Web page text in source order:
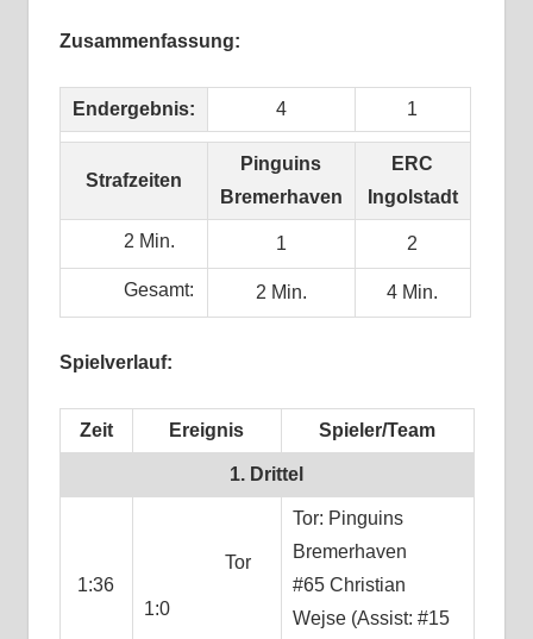
Zusammenfassung:
Endergebnis: 4 1
Strafzeiten
Pinguins
Bremerhaven
ERC
Ingolstadt
2 Min. 1 2
Gesamt: 2 Min. 4 Min.
Spielverlauf:
Zeit Ereignis Spieler/Team
1. Drittel
1:36
Tor
1:0
Tor: Pinguins
Bremerhaven
#65 Christian
Wejse (Assist: #15